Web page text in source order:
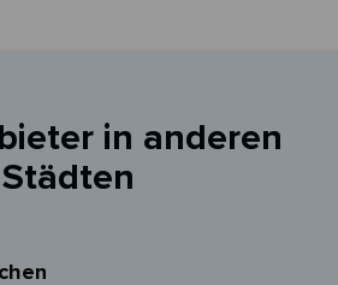
in anderen
Städten